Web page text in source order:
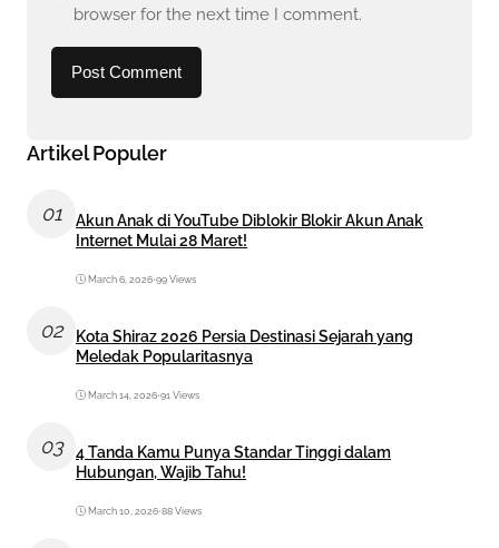
browser for the next time I comment.
Artikel Populer
01
Akun Anak di YouTube Diblokir Blokir Akun Anak
Internet Mulai 28 Maret!
March 6, 2026•99 Views
02
Kota Shiraz 2026 Persia Destinasi Sejarah yang
Meledak Popularitasnya
March 14, 2026•91 Views
03
4 Tanda Kamu Punya Standar Tinggi dalam
Hubungan, Wajib Tahu!
March 10, 2026•88 Views